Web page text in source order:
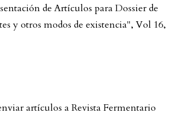
de Artículos para Dossier de
y otros modos de existencia", Vol 16,
artículos a Revista Fermentario